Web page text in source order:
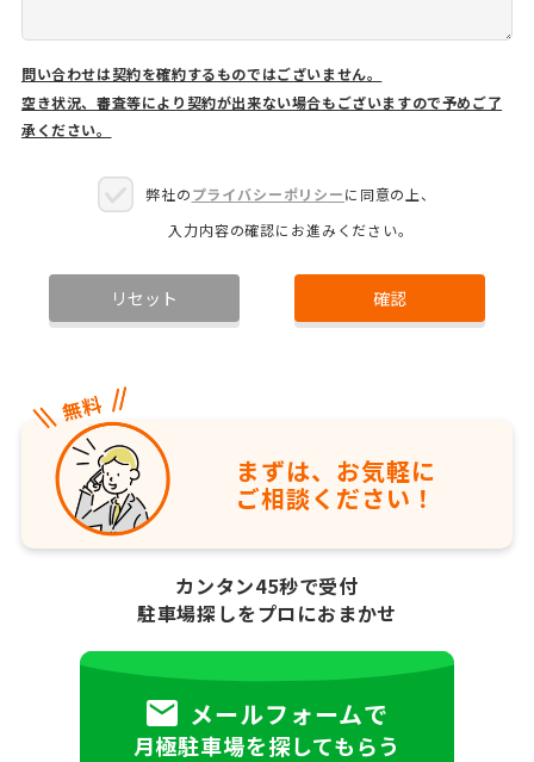
問い合わせは契約を確約するものではございません。
空き状況、審査等により契約が出来ない場合もございますので予めご了
承ください。
弊社のプライバシーポリシーに同意の上、
入力内容の確認にお進みください。
リセット 確認
まずは、お気軽に
ご相談ください！
カンタン45秒で受付
駐車場探しをプロにおまかせ
メールフォームで
月極駐車場を探してもらう